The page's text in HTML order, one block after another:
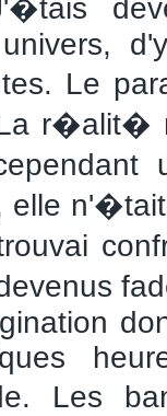
Le
r�alit�
elle
Les